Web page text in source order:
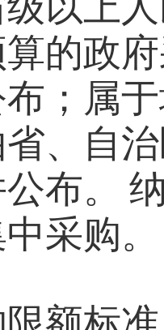
的政
；属
、自
布。
采购。